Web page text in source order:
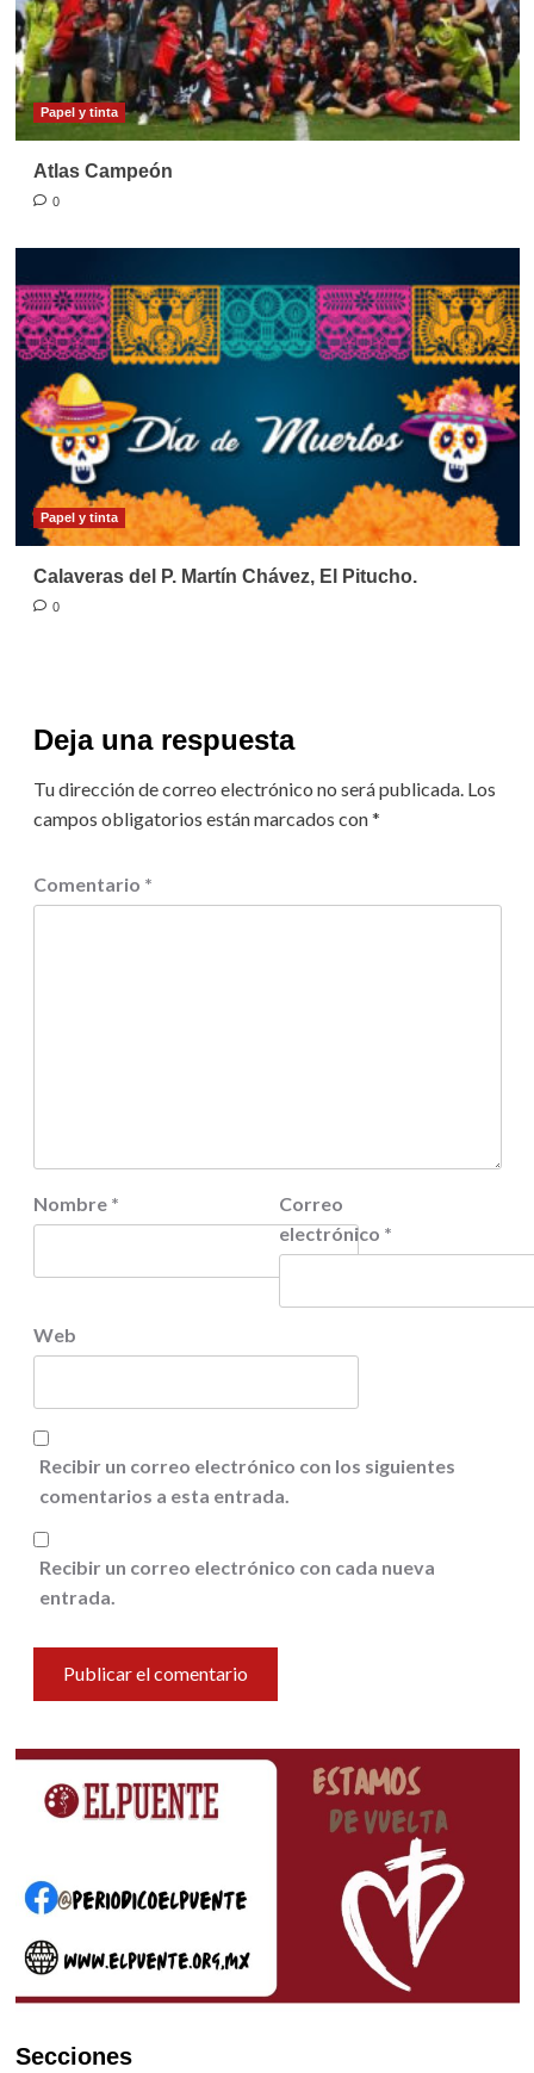
Papel y tinta
Atlas Campeón
0
Papel y tinta
Calaveras del P. Martín Chávez, El Pitucho.
0
Deja una respuesta
Tu dirección de correo electrónico no será publicada. Los
campos obligatorios están marcados con*
Comentario *
Nombre *
Correo
electrónico *
Web
Recibir un correo electrónico con los siguientes
comentarios a esta entrada.
Recibir un correo electrónico con cada nueva
entrada.
Secciones